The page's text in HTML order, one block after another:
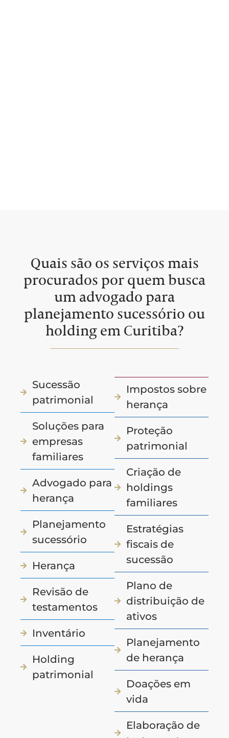
Quais são os serviços mais
procurados por quem busca
um advogado para
planejamento sucessório ou
holding em Curitiba?
Sucessão
patrimonial
Soluções para
empresas
familiares
Advogado para
herança
Planejamento
sucessório
Herança
Revisão de
testamentos
Inventário
Holding
patrimonial
Impostos sobre
herança
Proteção
patrimonial
Criação de
holdings
familiares
Estratégias
fiscais de
sucessão
Plano de
distribuição de
ativos
Planejamento
de herança
Doações em
vida
Elaboração de